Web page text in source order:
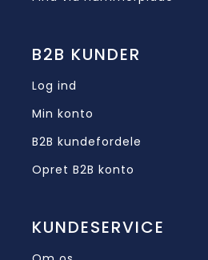
B2B KUNDER
Log ind
Min konto
B2B kundefordele
Opret B2B konto
KUNDESERVICE